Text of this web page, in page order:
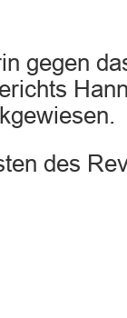
gegen
des